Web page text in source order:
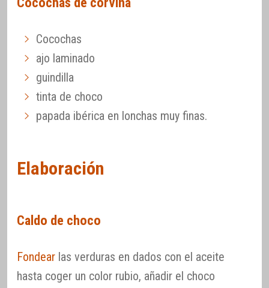
Cocochas
ajo laminado
guindilla
tinta de choco
papada ibérica en lonchas muy finas.
Elaboración
Caldo de choco
Fondear las verduras en dados con el aceite
hasta coger un color rubio, añadir el choco